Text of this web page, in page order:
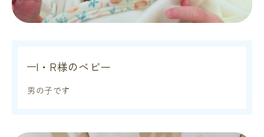
I・R様のベビー
男の子です